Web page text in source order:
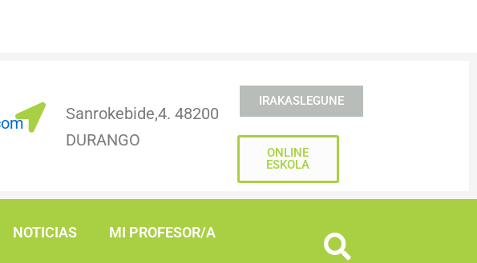
Sanrokebide,4. 48200
DURANGO
IRAKASLEGUNE
ONLINE
ESKOLA
NOTICIAS MI PROFESOR/A